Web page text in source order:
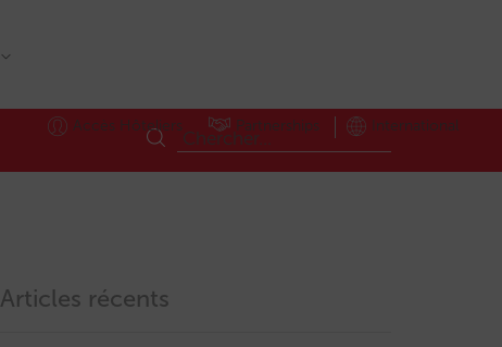
Accès Hôteliers Partnerships International
Articles récents